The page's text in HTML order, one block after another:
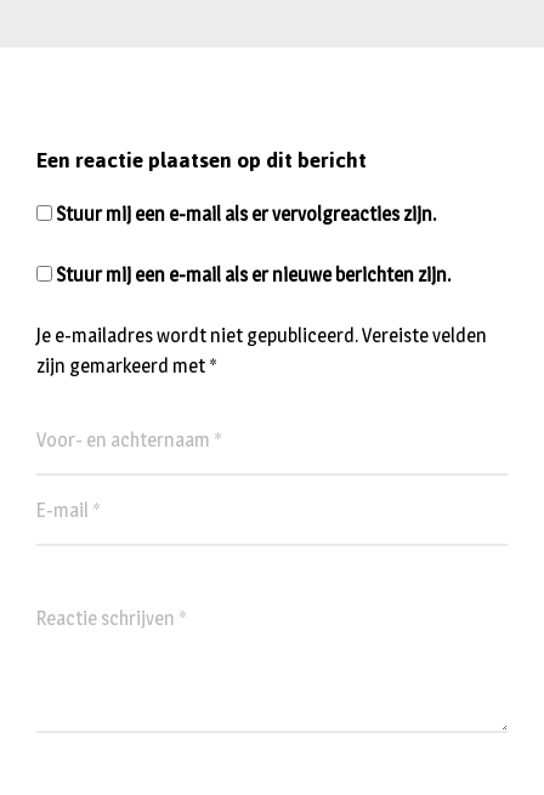
Een reactie plaatsen op dit bericht
Je e-mailadres wordt niet gepubliceerd.Vereiste velden
zijn gemarkeerd met *
Stuur mij een e-mail als er vervolgreacties zijn.
Stuur mij een e-mail als er nieuwe berichten zijn.